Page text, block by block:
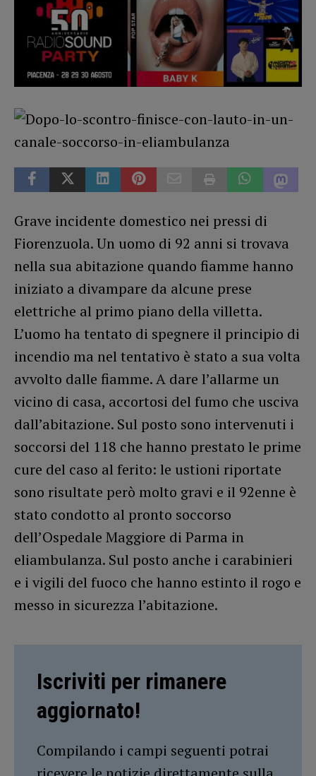
Grave incidente domestico nei pressi di
Fiorenzuola. Un uomo di 92 anni si trovava
nella sua abitazione quando fiamme hanno
iniziato a divampare da alcune prese
elettriche al primo piano della villetta.
L’uomo ha tentato di spegnere il principio di
incendio ma nel tentativo è stato a sua volta
avvolto dalle fiamme. A dare l’allarme un
vicino di casa, accortosi del fumo che usciva
dall’abitazione. Sul posto sono intervenuti i
soccorsi del 118 che hanno prestato le prime
cure del caso al ferito: le ustioni riportate
sono risultate però molto gravi e il 92enne è
stato condotto al pronto soccorso
dell’Ospedale Maggiore di Parma in
eliambulanza. Sul posto anche i carabinieri
e i vigili del fuoco che hanno estinto il rogo e
messo in sicurezza l’abitazione.
Iscriviti per rimanere
aggiornato!
Compilando i campi seguenti potrai